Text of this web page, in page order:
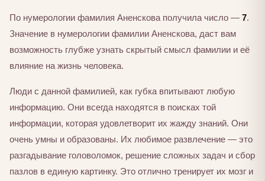
По нумерологии фамилия Аненскова получила число — 7.
Значение в нумерологии фамилии Аненскова, даст вам
возможность глубже узнать скрытый смысл фамилии и её
влияние на жизнь человека.
Люди с данной фамилией, как губка впитывают любую
информацию. Они всегда находятся в поисках той
информации, которая удовлетворит их жажду знаний. Они
очень умны и образованы. Их любимое развлечение — это
разгадывание головоломок, решение сложных задач и сбор
пазлов в единую картинку. Это отлично тренирует их мозг и